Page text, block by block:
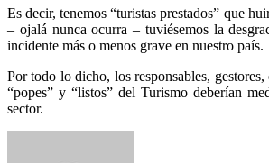
Es decir, tenemos “turistas prestados” que
– ojalá nunca ocurra – tuviésemos la
incidente más o menos grave en nuestro país.
Por todo lo dicho, los responsables, gestores,
“popes” y “listos” del Turismo deberían
sector.